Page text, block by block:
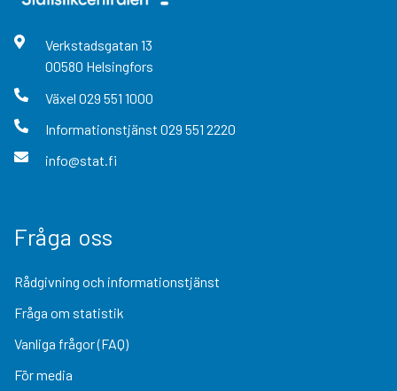
Verkstadsgatan 13
00580 Helsingfors
Växel 029 551 1000
Informationstjänst 029 551 2220
info@stat.fi
Fråga oss
Rådgivning och informationstjänst
Fråga om statistik
Vanliga frågor (FAQ)
För media